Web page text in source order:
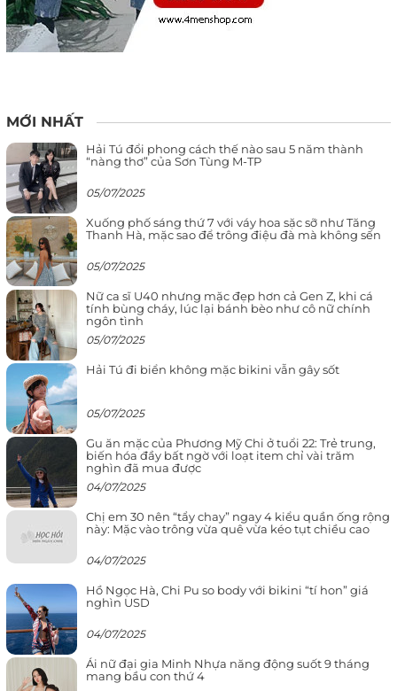
MỚI NHẤT
Hải Tú đổi phong cách thế nào sau 5 năm thành
“nàng thơ” của Sơn Tùng M-TP
05/07/2025
Xuống phố sáng thứ 7 với váy hoa sặc sỡ như Tăng
Thanh Hà, mặc sao để trông điệu đà mà không sến
05/07/2025
Nữ ca sĩ U40 nhưng mặc đẹp hơn cả Gen Z, khi cá
tính bùng cháy, lúc lại bánh bèo như cô nữ chính
ngôn tình
05/07/2025
Hải Tú đi biển không mặc bikini vẫn gây sốt
05/07/2025
Gu ăn mặc của Phương Mỹ Chi ở tuổi 22: Trẻ trung,
biến hóa đầy bất ngờ với loạt item chỉ vài trăm
nghìn đã mua được
04/07/2025
Chị em 30 nên “tẩy chay” ngay 4 kiểu quần ống rộng
này: Mặc vào trông vừa quê vừa kéo tụt chiều cao
04/07/2025
Hồ Ngọc Hà, Chi Pu so body với bikini “tí hon” giá
nghìn USD
04/07/2025
Ái nữ đại gia Minh Nhựa năng động suốt 9 tháng
mang bầu con thứ 4